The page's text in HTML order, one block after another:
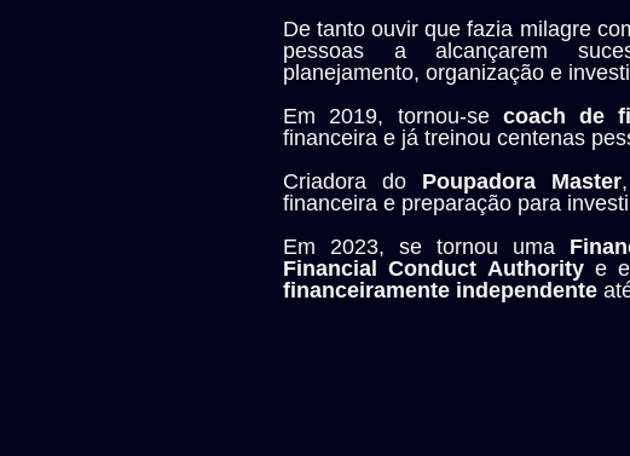
De tanto ouvir que fazia milagre
pessoas a alcançarem
planejamento, organização e
E m 2019, tornou-se coach de
financeira e já treinou centenas
Criadora do Poupadora Master
financeira e preparação para
Em 2023, se tornou uma
Financial Conduct Authoritye
financeiramente independente